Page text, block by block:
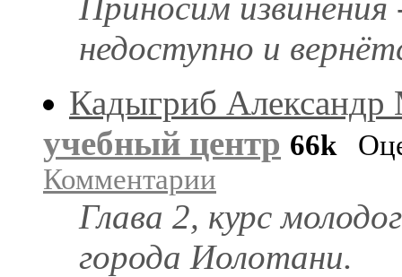
недоступно и
Кадыгриб
учебный центр 66k
Комментарии
Глава 2, курс
города Иолотани.